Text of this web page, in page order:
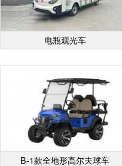
电瓶观光车
B-1款全地形高尔夫球车